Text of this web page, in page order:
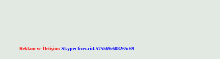
Reklam ve İletişim: Skype: live:.cid.575569c608265c69